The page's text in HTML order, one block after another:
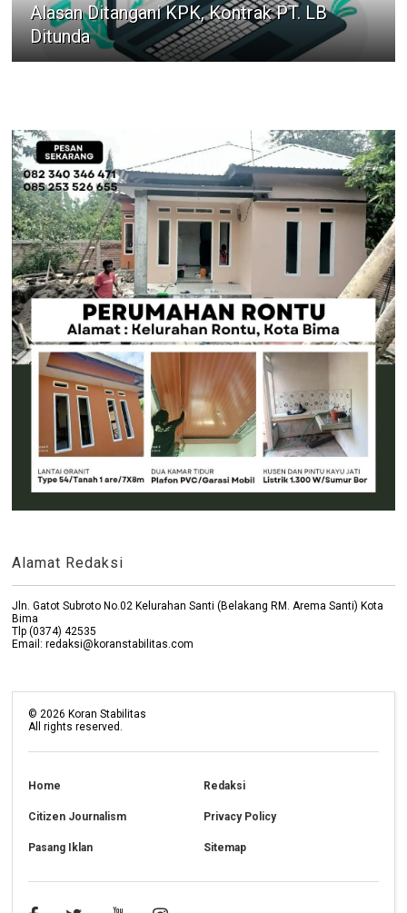
Alasan Ditangani KPK, Kontrak PT. LB
Ditunda
Alamat Redaksi
Jln. Gatot Subroto No.02 Kelurahan Santi (Belakang RM. Arema Santi) Kota
Bima
Tlp (0374) 42535
Email: redaksi@koranstabilitas.com
©2026 Koran Stabilitas
All rights reserved.
Home Redaksi
Citizen Journalism Privacy Policy
Pasang Iklan Sitemap